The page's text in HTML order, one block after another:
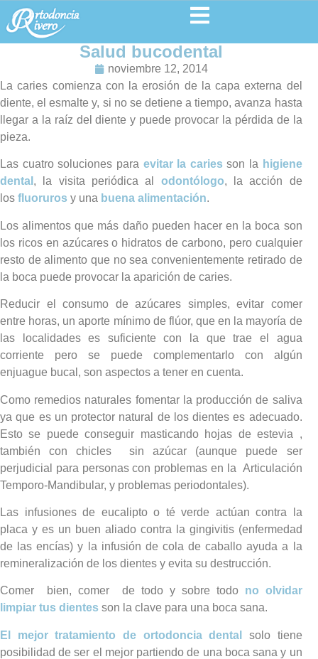
Salud bucodental
noviembre 12, 2014
La caries comienza con la erosión de la capa externa del
diente, el esmalte y, si no se detiene a tiempo, avanza hasta
llegar a la raíz del diente y puede provocar la pérdida de la
pieza.
Las cuatro soluciones para evitar la cariesson la higiene
dental , la visita periódica al odontólogo, la acción de
los fluoruros y una buena alimentación.
Los alimentos que más daño pueden hacer en la boca son
los ricos en azúcares o hidratos de carbono, pero cualquier
resto de alimento que no sea convenientemente retirado de
la boca puede provocar la aparición de caries.
Reducir el consumo de azúcares simples, evitar comer
entre horas, un aporte mínimo de flúor, que en la mayoría de
las localidades es suficiente con la que trae el agua
corriente pero se puede complementarlo con algún
enjuague bucal, son aspectos a tener en cuenta.
Como remedios naturales fomentar la producción de saliva
ya que es un protector natural de los dientes es adecuado.
Esto se puede conseguir masticando hojas de estevia ,
también con chicles sin azúcar (aunque puede ser
perjudicial para personas con problemas en la Articulación
Temporo-Mandibular, y problemas periodontales).
Las infusiones de eucalipto o té verde actúan contra la
placa y es un buen aliado contra la gingivitis (enfermedad
de las encías) y la infusión de cola de caballo ayuda a la
remineralización de los dientes y evita su destrucción.
Comer bien, comer de todo y sobre todo no olvidar
limpiar tus dientes son la clave para una boca sana.
El mejor tratamiento de ortodoncia dental
solo tiene
posibilidad de ser el mejor partiendo de una boca sana y un